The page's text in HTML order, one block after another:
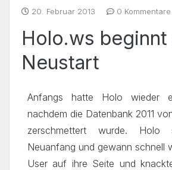
20. Februar 2013 0 Kommentare
Holo.ws beginnt
Neustart
Anfangs hatte Holo wieder
nachdem die Datenbank 2011
zerschmettert wurde. Holo
Neuanfang und gewann schnell
User auf ihre Seite und